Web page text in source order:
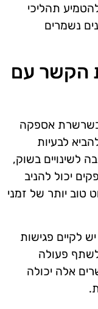
תהליכי
נשמרים
הזנחת הקשר עם
בשרשרת אספקה
לבעיות
לשינויים בשוק,
יכול להניב
טוב יותר של זמני
לקיים פגישות
פעולה
אלה יכולה